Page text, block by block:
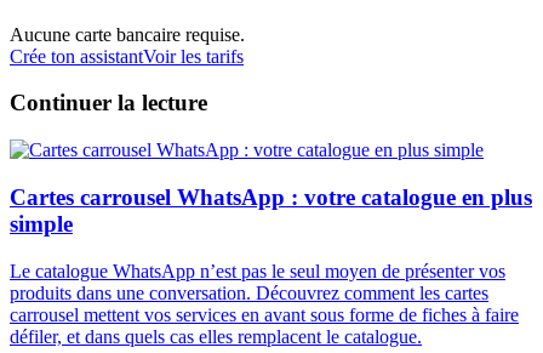
Aucune carte bancaire requise.
Crée ton assistantVoir les tarifs
Continuer la lecture
Cartes carrousel WhatsApp : votre catalogue en plus
simple
Le catalogue WhatsApp n’est pas le seul moyen de présenter vos
produits dans une conversation. Découvrez comment les cartes
carrousel mettent vos services en avant sous forme de fiches à faire
défiler, et dans quels cas elles remplacent le catalogue.